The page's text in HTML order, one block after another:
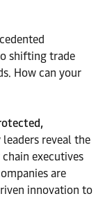
shifting trade
How can your
leaders reveal the
executives
are
innovation to